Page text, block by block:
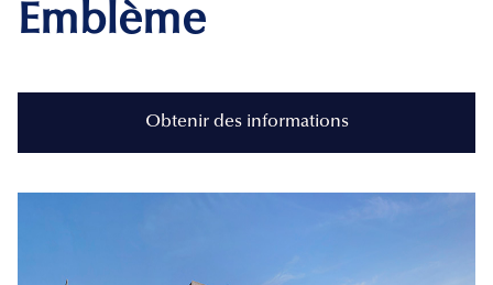
Emblème
Obtenir des informations